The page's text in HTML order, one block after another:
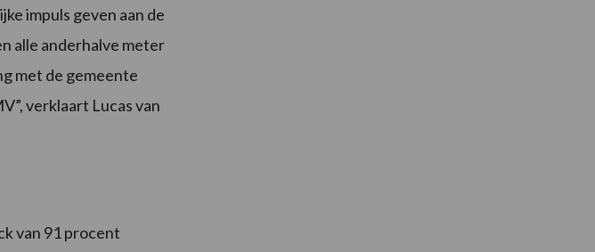
impuls geven aan de
alle anderhalve meter
met de gemeente
verklaart Lucas van
van 91 procent